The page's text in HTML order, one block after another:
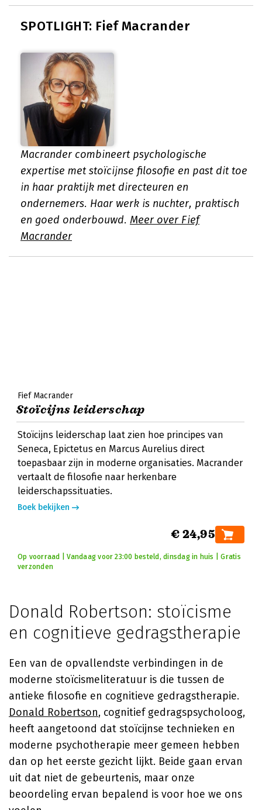
SPOTLIGHT: Fief Macrander
Macrander combineert psychologische
expertise met stoïcijnse filosofie en past dit toe
in haar praktijk met directeuren en
ondernemers. Haar werk is nuchter, praktisch
en goed onderbouwd. Meer over Fief
Macrander
Fief Macrander
Stoïcijns leiderschap
Stoïcijns leiderschap laat zien hoe principes van
Seneca, Epictetus en Marcus Aurelius direct
toepasbaar zijn in moderne organisaties. Macrander
vertaalt de filosofie naar herkenbare
leiderschapssituaties.
Boek bekijken
€ 24,95
Op voorraad | Vandaag voor 23:00 besteld, dinsdag in huis | Gratis
verzonden
Donald Robertson: stoïcisme
en cognitieve gedragstherapie
Een van de opvallendste verbindingen in de
moderne stoïcismeliteratuur is die tussen de
antieke filosofie en cognitieve gedragstherapie.
Donald Robertson, cognitief gedragspsycholoog,
heeft aangetoond dat stoïcijnse technieken en
moderne psychotherapie meer gemeen hebben
dan op het eerste gezicht lijkt. Beide gaan ervan
uit dat niet de gebeurtenis, maar onze
beoordeling ervan bepalend is voor hoe we ons